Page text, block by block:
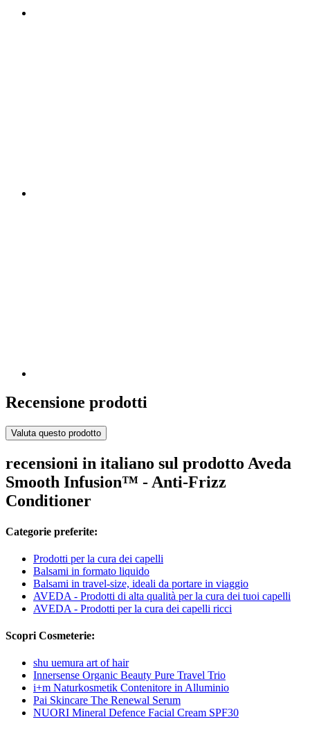
Recensione prodotti
Valuta questo prodotto
recensioni in italiano sul prodotto Aveda
Smooth Infusion™ - Anti-Frizz
Conditioner
Categorie preferite:
Prodotti per la cura dei capelli
Balsami in formato liquido
Balsami in travel-size, ideali da portare in viaggio
AVEDA - Prodotti di alta qualità per la cura dei tuoi capelli
AVEDA - Prodotti per la cura dei capelli ricci
Scopri Cosmeterie:
shu uemura art of hair
Innersense Organic Beauty Pure Travel Trio
i+m Naturkosmetik Contenitore in Alluminio
Pai Skincare The Renewal Serum
NUORI Mineral Defence Facial Cream SPF30